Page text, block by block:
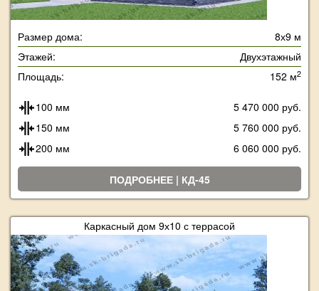
Размер дома:
8х9 м
Этажей:
Двухэтажный
Площадь:
152 м2
100 мм
5 470 000 руб.
150 мм
5 760 000 руб.
200 мм
6 060 000 руб.
ПОДРОБНЕЕ | КД-45
Каркасный дом 9х10 с террасой